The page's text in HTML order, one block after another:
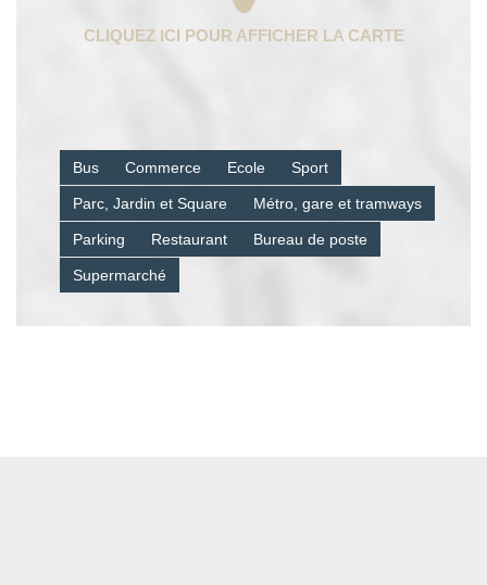
Bus Commerce Ecole Sport
Parc, Jardin et Square Métro, gare et tramways
Parking Restaurant Bureau de poste
Supermarché